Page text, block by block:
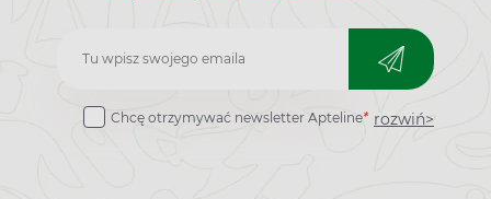
Zapisz
Chcę otrzymywać newsletter Apteline* rozwiń>